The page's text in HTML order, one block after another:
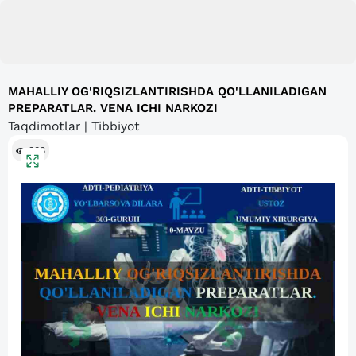
MAHALLIY OG'RIQSIZLANTIRISHDA QO'LLANILADIGAN
PREPARATLAR. VENA ICHI NARKOZI
Taqdimotlar | Tibbiyot
388